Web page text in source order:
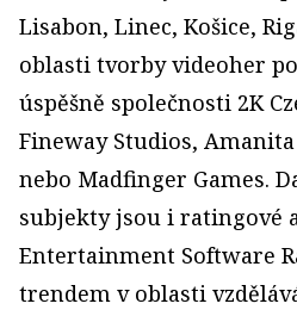
Lisabon, Linec, Košice,
oblasti tvorby videoher
úspěšně společnosti 2K
Fineway Studios,
nebo Madfinger Games.
subjekty jsou i ratingové
Entertainment Software
trendem v oblasti